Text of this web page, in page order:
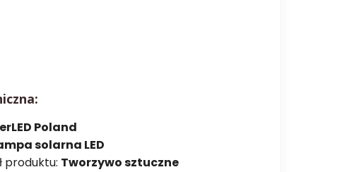
Poland
solarna LED
produktu: Tworzywo sztuczne